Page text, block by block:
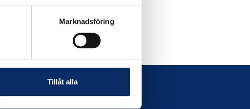
Marknadsföring
Tillåt alla